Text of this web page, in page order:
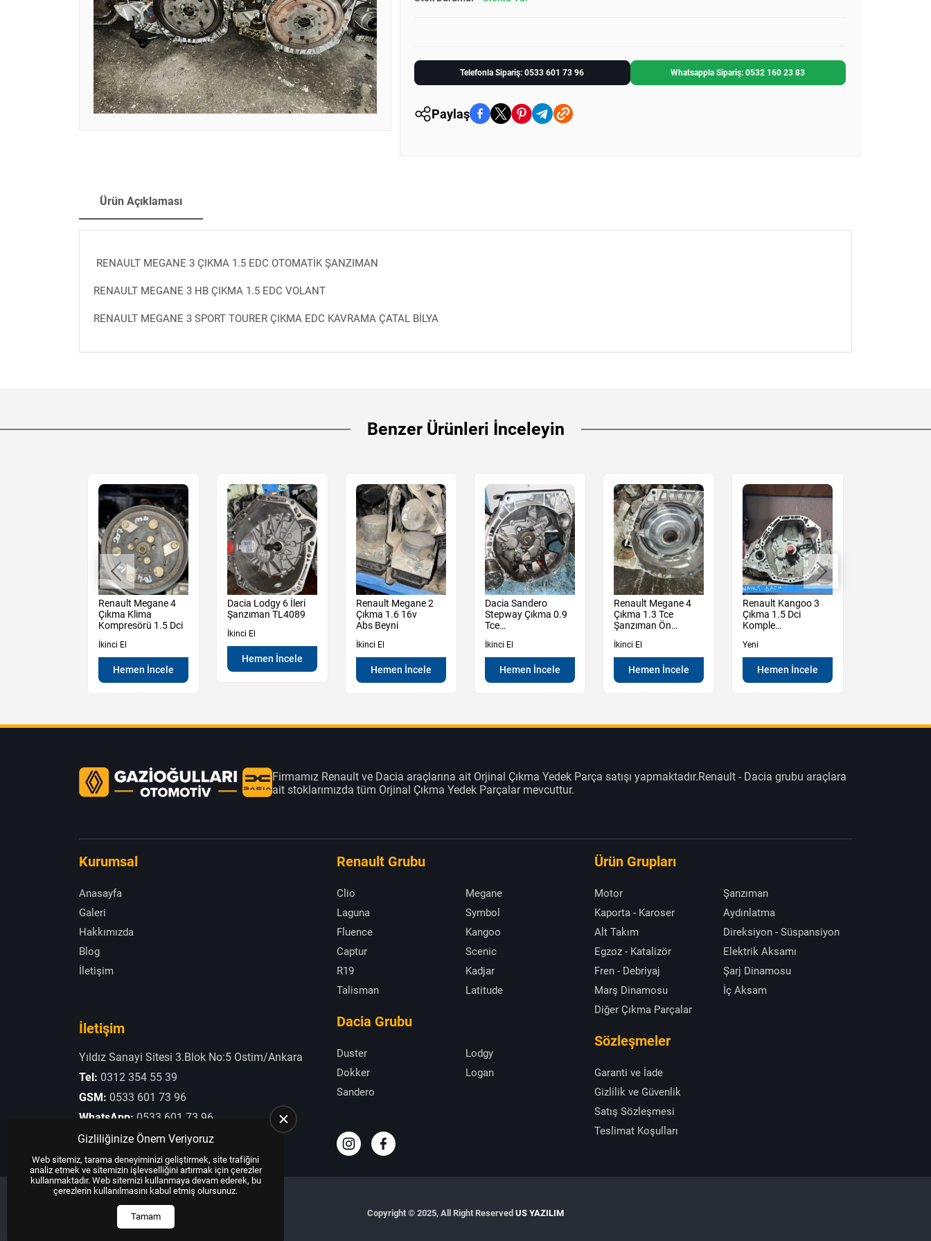
Telefonla Sipariş: 0533 601 73 96 Whatsappla Sipariş: 0532 160 23 83
Paylaş
Ürün Açıklaması
RENAULT MEGANE 3 ÇIKMA 1.5 EDC OTOMATİK ŞANZIMAN
RENAULT MEGANE 3 HB ÇIKMA 1.5 EDC VOLANT
RENAULT MEGANE 3 SPORT TOURER ÇIKMA EDC KAVRAMA ÇATAL BİLYA
Benzer Ürünleri İnceleyin
Renault Megane 4
Çıkma Klima
Kompresörü 1.5 Dci
İkinci El
Hemen İncele
Dacia Lodgy 6 İleri
Şanzıman TL4089
İkinci El
Hemen İncele
Renault Megane 2
Çıkma 1.6 16v
Abs Beyni
İkinci El
Hemen İncele
Dacia Sandero
Stepway Çıkma 0.9
Tce
Şanzıman Manuel
İkinci El
Hemen İncele
Renault Megane 4
Çıkma 1.3 Tce
Şanzıman Ön
Muhafaza Kutu
İkinci El
Hemen İncele
Renault Kangoo 3
Çıkma 1.5 Dci
Komple
Yeni
Hemen İncele
Firmamız Renault ve Dacia araçlarına ait Orjinal Çıkma Yedek Parça satışı yapmaktadır.Renault - Dacia grubu araçlara
ait stoklarımızda tüm Orjinal Çıkma Yedek Parçalar mevcuttur.
Kurumsal
Anasayfa
Galeri
Hakkımızda
Blog
İletişim
İletişim
Yıldız Sanayi Sitesi 3.Blok No:5 Ostim/Ankara
Tel: 0312 354 55 39
GSM: 0533 601 73 96
WhatsApp: 0533 601 73 96
E-Posta:otogaziogullari@hotmail.com
Renault Grubu
Clio
Megane
Laguna
Symbol
Fluence
Kangoo
Captur
Scenic
R19
Kadjar
Talisman
Latitude
Dacia Grubu
Duster
Lodgy
Dokker
Logan
Sandero
Ürün Grupları
Motor
Şanzıman
Kaporta - Karoser
Aydınlatma
Alt Takım
Direksiyon - Süspansiyon
Egzoz - Katalizör
Elektrik Aksamı
Fren - Debriyaj
Şarj Dinamosu
Marş Dinamosu
İç Aksam
Diğer Çıkma Parçalar
Sözleşmeler
Garanti ve İade
Gizlilik ve Güvenlik
Satış Sözleşmesi
Teslimat Koşulları
Copyright © 2025, All Right Reserved US YAZILIM
Gizliliğinize Önem Veriyoruz
Web sitemiz, tarama deneyiminizi geliştirmek, site trafiğini
analiz etmek ve sitemizin işlevselliğini artırmak için çerezler
kullanmaktadır. Web sitemizi kullanmaya devam ederek, bu
çerezlerin kullanılmasını kabul etmiş olursunuz.
Tamam